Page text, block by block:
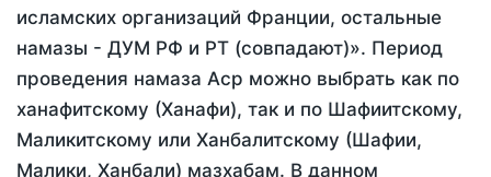
исламских организаций Франции, остальные
намазы - ДУМ РФ и РТ (совпадают)». Период
проведения намаза Аср можно выбрать как по
ханафитскому (Ханафи), так и по Шафиитскому,
Маликитскому или Ханбалитскому (Шафии,
Малики, Ханбали) мазхабам. В данном